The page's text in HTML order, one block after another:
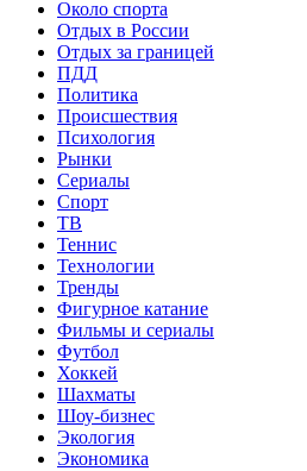
Около спорта
Отдых в России
Отдых за границей
ПДД
Политика
Происшествия
Психология
Рынки
Сериалы
Спорт
ТВ
Теннис
Технологии
Тренды
Фигурное катание
Фильмы и сериалы
Футбол
Хоккей
Шахматы
Шоу-бизнес
Экология
Экономика